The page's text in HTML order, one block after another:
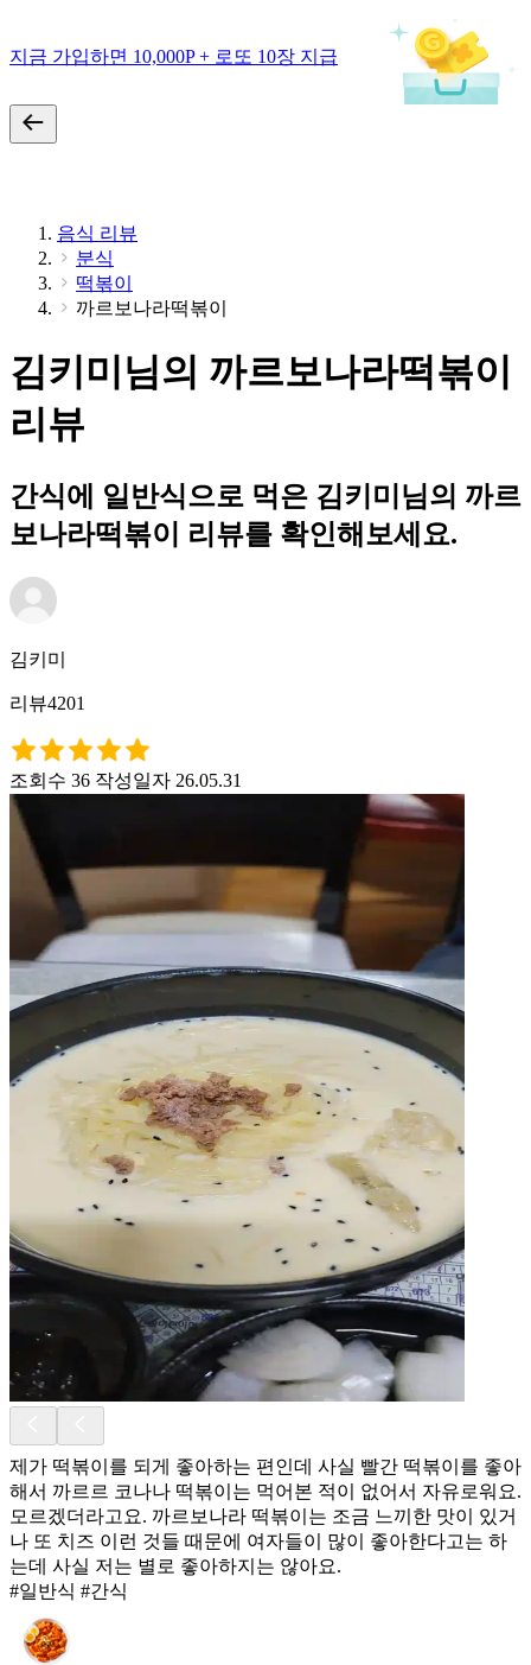
지금 가입하면 10,000P + 로또 10장 지급
음식 리뷰
분식
떡볶이
까르보나라떡볶이
김키미님의 까르보나라떡볶이
리뷰
간식에 일반식으로 먹은 김키미님의 까르
보나라떡볶이 리뷰를 확인해보세요.
김키미
리뷰4201
조회수 36 작성일자 26.05.31
제가 떡볶이를 되게 좋아하는 편인데 사실 빨간 떡볶이를 좋아
해서 까르르 코나나 떡볶이는 먹어본 적이 없어서 자유로워요.
모르겠더라고요. 까르보나라 떡볶이는 조금 느끼한 맛이 있거
나 또 치즈 이런 것들 때문에 여자들이 많이 좋아한다고는 하
는데 사실 저는 별로 좋아하지는 않아요.
#일반식 #간식